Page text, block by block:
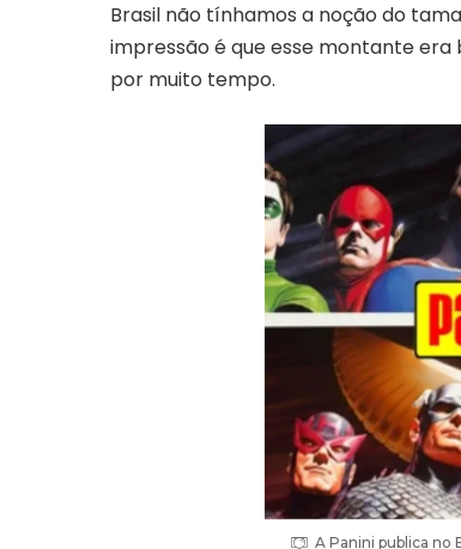
Brasil não tínhamos a noção do
impressão é que esse montante
por muito tempo.
A Panini publica no